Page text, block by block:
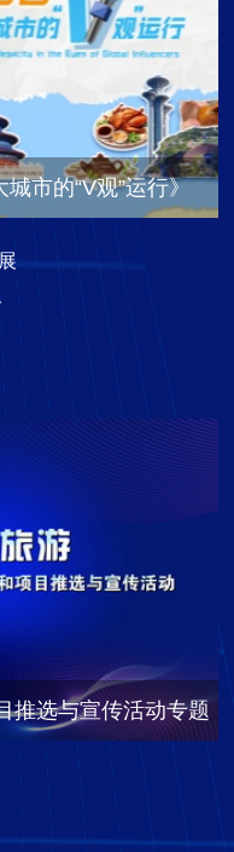
市的“V观”运行》
推选与宣传活动专题